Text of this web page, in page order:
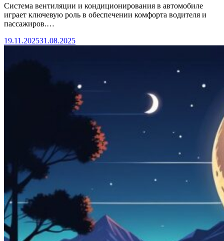
Система вентиляции и кондиционирования в автомобиле
играет ключевую роль в обеспечении комфорта водителя и
пассажиров.…
19.11.202531.08.2025